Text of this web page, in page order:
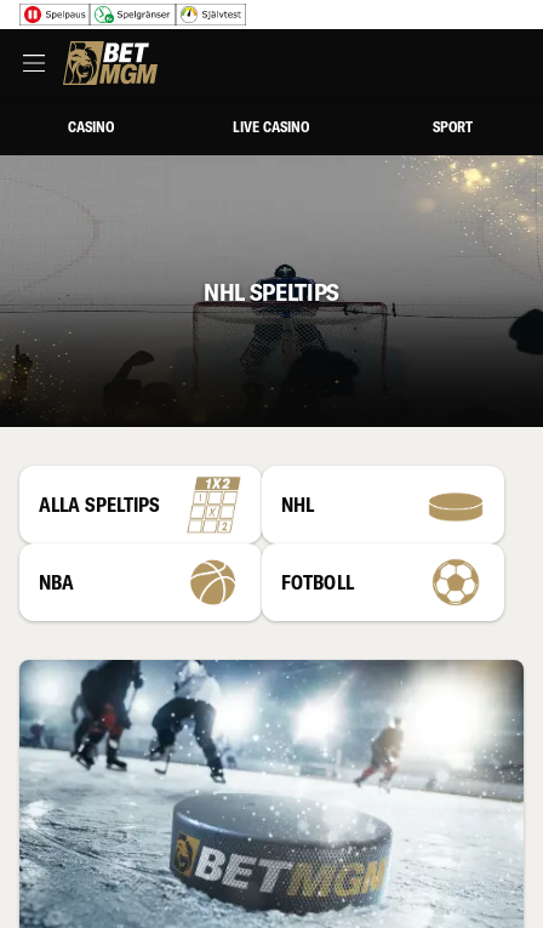
CASINO LIVE CASINO SPORT
NHL SPELTIPS
ALLA SPELTIPS NHL
NBA FOTBOLL